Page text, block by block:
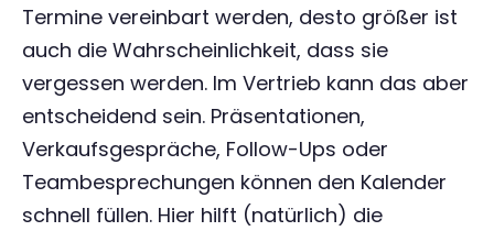
Termine vereinbart werden, desto größer ist
auch die Wahrscheinlichkeit, dass sie
vergessen werden. Im Vertrieb kann das aber
entscheidend sein. Präsentationen,
Verkaufsgespräche, Follow-Ups oder
Teambesprechungen können den Kalender
schnell füllen. Hier hilft (natürlich) die